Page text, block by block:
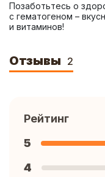
Позаботьтесь о
с гематогеном –
и витаминов!
Отзывы 2
Рейтинг
5
4